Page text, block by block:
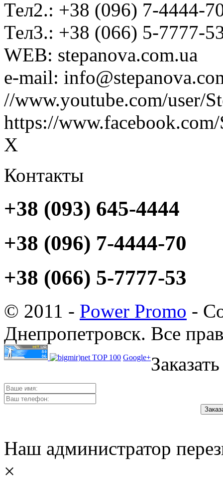
Тел2.: +38 (096) 7-4444-
Тел3.: +38 (066) 5-7777-
WEB: stepanova.com.ua
e-mail:
//www.youtube.com/user/
https://
X
Контакты
+38 (093) 645-4444
+38 (096) 7-4444-70
+38 (066) 5-7777-53
© 2011 - Power Promo -
Днепропетровск. Все
Google+
Наш администратор
×